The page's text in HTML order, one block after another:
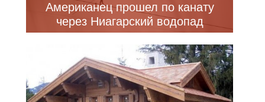
Американец прошел по канату
через Ниагарский водопад